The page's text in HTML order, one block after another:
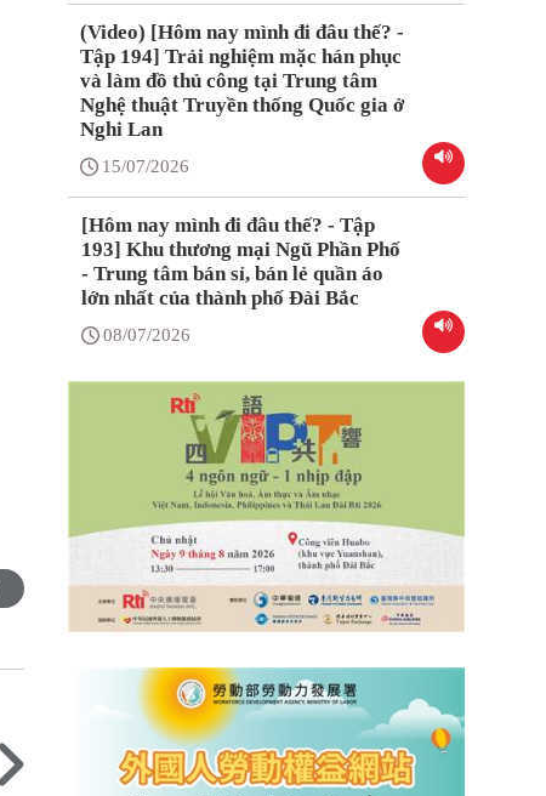
(Video) [Hôm nay mình đi đâu thế? -
Tập 194] Trải nghiệm mặc hán phục
và làm đồ thủ công tại Trung tâm
Nghệ thuật Truyền thống Quốc gia ở
Nghi Lan
15/07/2026
[Hôm nay mình đi đâu thế? - Tập
193] Khu thương mại Ngũ Phần Phố
- Trung tâm bán sỉ, bán lẻ quần áo
lớn nhất của thành phố Đài Bắc
08/07/2026